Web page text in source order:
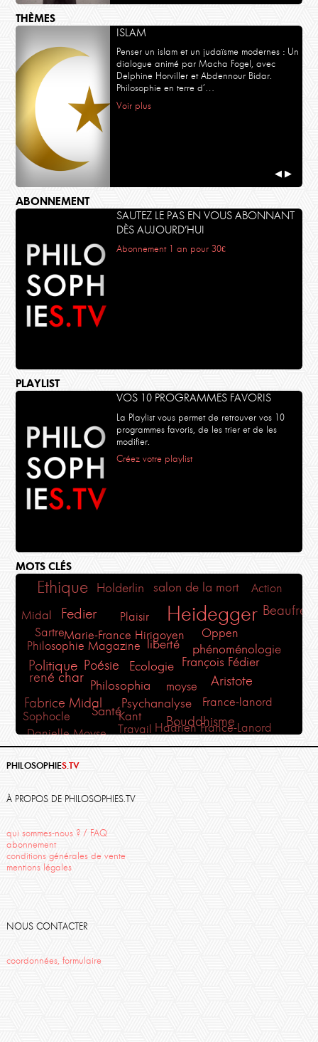
THÈMES
ISLAM
Penser un islam et un judaïsme modernes : Un
dialogue animé par Macha Fogel, avec
Delphine Horviller et Abdennour Bidar.
Philosophie en terre d’…
Voir plus
◀ ▶
ABONNEMENT
SAUTEZ LE PAS EN VOUS ABONNANT
DÈS AUJOURD’HUI
Abonnement 1 an pour 30€
PLAYLIST
VOS 10 PROGRAMMES FAVORIS
La Playlist vous permet de retrouver vos 10
programmes favoris, de les trier et de les
modifier.
Créez votre playlist
MOTS CLÉS
Ethique Holderlin salon de la mort
Action
Midal
Fedier Plaisir HeideggerBeaufret
SartreMarie-France Hirigoyen
Oppen
Philosophie Magazine liberté phénoménologie
Politique Poésie Ecologie François Fédier
rené char Philosophia moyse
Aristote
Fabrice Midal
Psychanalyse
France-lanord
Sophocle
SantéKant Bouddhisme
Danielle Moyse TravailHadrien France-Lanord
Humanisme
Corine Pelluchon
Descartes
Martin Heidegger
PHILOSOPHIES.TV
À PROPOS DE PHILOSOPHIES.TV
qui sommes-nous ? / FAQ
abonnement
conditions générales de vente
mentions légales
NOUS CONTACTER
coordonnées, formulaire